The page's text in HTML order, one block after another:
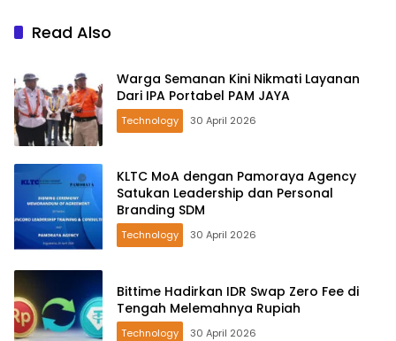
Read Also
Warga Semanan Kini Nikmati Layanan
Dari IPA Portabel PAM JAYA
Technology 30 April 2026
KLTC MoA dengan Pamoraya Agency
Satukan Leadership dan Personal
Branding SDM
Technology 30 April 2026
Bittime Hadirkan IDR Swap Zero Fee di
Tengah Melemahnya Rupiah
Technology 30 April 2026